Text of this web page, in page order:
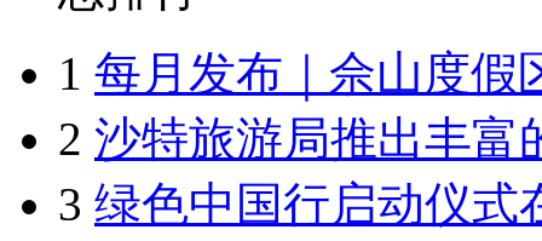
1 每月发布｜佘山度假
2 沙特旅游局推出丰富
3 绿色中国行启动仪式